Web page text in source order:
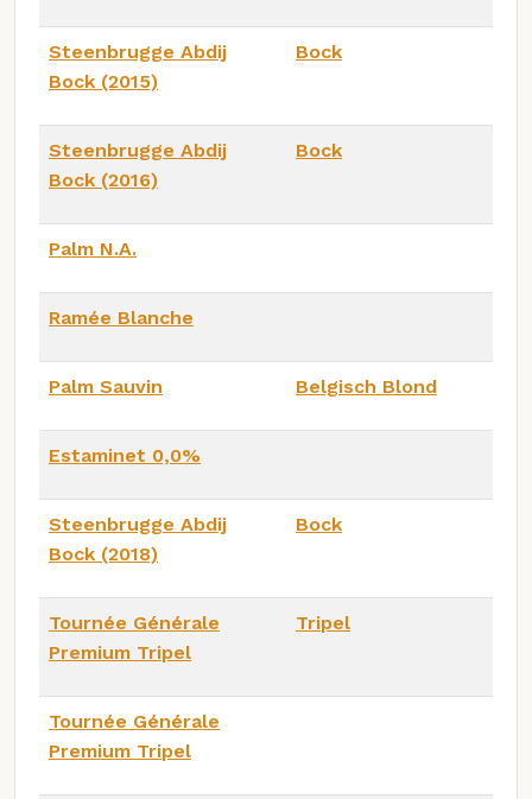
Steenbrugge Abdij
Bock (2015)
Bock
Steenbrugge Abdij
Bock (2016)
Bock
Palm N.A.
Ramée Blanche
Palm Sauvin Belgisch Blond
Estaminet 0,0%
Steenbrugge Abdij
Bock (2018)
Bock
Tournée Générale
Premium Tripel
Tripel
Tournée Générale
Premium Tripel